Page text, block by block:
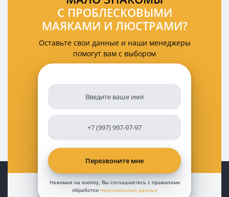
С ПРОБЛЕСКОВЫМИ
МАЯКАМИ И ЛЮСТРАМИ?
Оставьте свои данные и наши менеджеры
помогут вам с выбором
Нажимая на кнопку, Вы соглашаетесь с правилами
обработки персональных данных